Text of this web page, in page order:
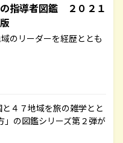
指導者図鑑 ２０２１
のリーダーを経歴ととも
４７地域を旅の雑学とと
」の図鑑シリーズ第２弾が